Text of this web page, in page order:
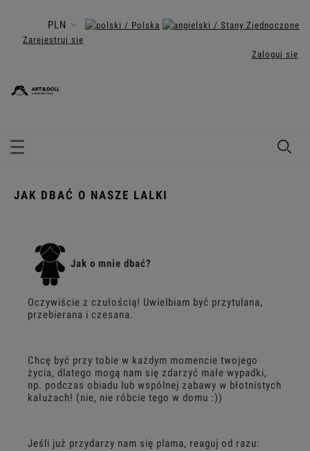
Zarejestruj się
Zaloguj się
JAK DBAĆ O NASZE LALKI
Jak o mnie dbać?
Oczywiście z czułością! Uwielbiam być przytulana,
przebierana i czesana.
Chcę być przy tobie w każdym momencie twojego
życia, dlatego mogą nam się zdarzyć małe wypadki,
np. podczas obiadu lub wspólnej zabawy w błotnistych
kałużach! (nie, nie róbcie tego w domu :))
Jeśli już przydarzy nam się plama, reaguj od razu: